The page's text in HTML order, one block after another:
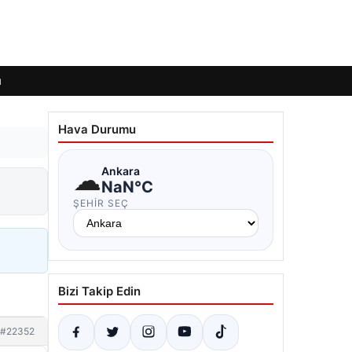
#22352
Hava Durumu
☁Ankara
NaN°C
ŞEHIR SEÇ
Bizi Takip Edin